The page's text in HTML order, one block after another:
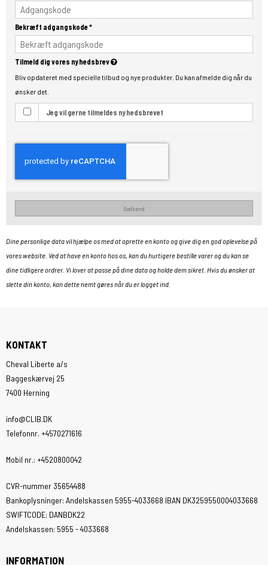
Bekræft adgangskode*
Tilmeld dig vores nyhedsbrev
Bliv opdateret med specielle tilbud og nye produkter. Du kan afmelde dig når du
ønsker det.
Jeg vil gerne tilmeldes nyhedsbrevet
Godkend
Dine personlige data vil hjælpe os med at oprette en konto og give dig en god oplevelse på
vores website. Ved at have en konto hos os, kan du hurtigere bestille varer og du kan se
dine tidligere ordrer. Vi lover at passe på dine data og holde dem sikret. Hvis du ønsker at
slette din konto, kan dette nemt gøres når du er logget ind.
KONTAKT
Cheval Liberte a/s
Baggeskærvej 25
7400 Herning
info@CLIB.DK
Telefonnr. +4570271616
Mobil nr.: +4520800042
CVR-nummer 35654488
Bankoplysninger: Andelskassen 5955-4033668 IBAN DK3259550004033668
SWIFTCODE: DANBDK22
Andelskassen: 5955 - 4033668
INFORMATION